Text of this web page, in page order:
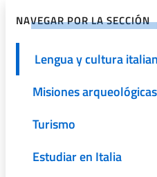
NAVEGAR POR LA SECCIÓN
Lengua y cultura
Misiones arqueológicas
Turismo
Estudiar en Italia